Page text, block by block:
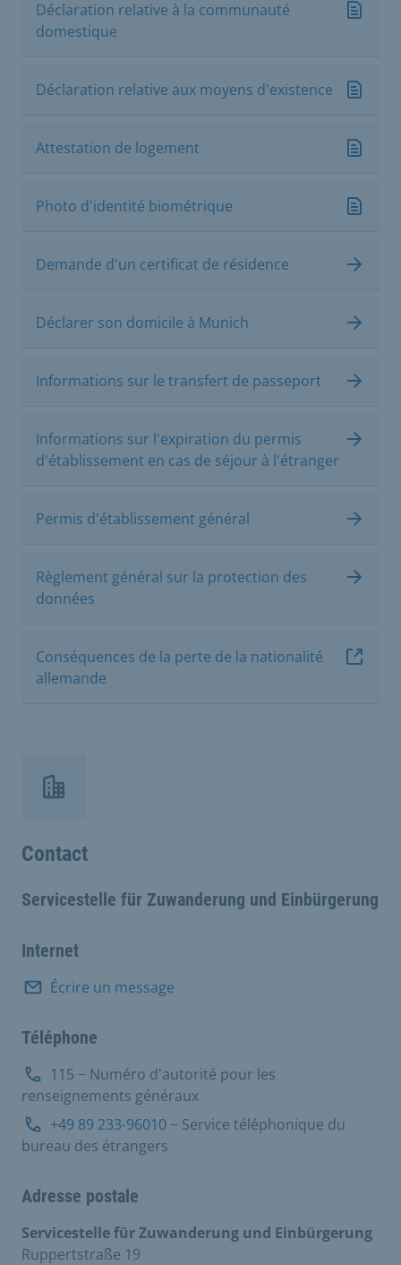
Déclaration relative à la communauté
domestique
Déclaration relative aux moyens d'existence
Attestation de logement
Photo d'identité biométrique
Demande d'un certificat de résidence
Déclarer son domicile à Munich
Informations sur le transfert de passeport
Informations sur l'expiration du permis
d'établissement en cas de séjour à l'étranger
Permis d'établissement général
Règlement général sur la protection des
données
Conséquences de la perte de la nationalité
allemande
Contact
Servicestelle für Zuwanderung und Einbürgerung
Internet
Écrire un message
Téléphone
115 − Numéro d'autorité pour les
renseignements généraux
+49 89 233-96010 − Service téléphonique du
bureau des étrangers
Adresse postale
Servicestelle für Zuwanderung und Einbürgerung
Ruppertstraße 19